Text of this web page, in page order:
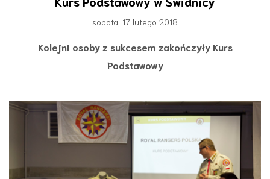
sobota, 17 lutego 2018
Kolejni osoby z sukcesem zakończyły Kurs
Podstawowy